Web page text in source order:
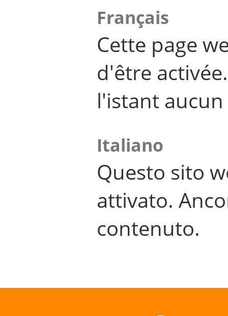
Français
Cette page
d'être
l'istant
Italiano
Questo sito
attivato.
contenuto.